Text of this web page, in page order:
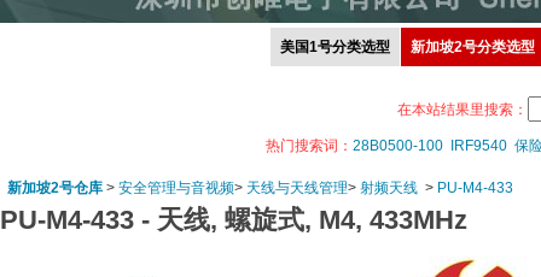
美国1号分类选型 新加坡2号分类选型
在本站结果里搜索：
热门搜索词： 28B0500-100 IRF9540 保
新加坡2号仓库 > 安全管理与音视频> 天线与天线管理> 射频天线 > PU-M4-433
PU-M4-433 - 天线, 螺旋式, M4, 433MHz